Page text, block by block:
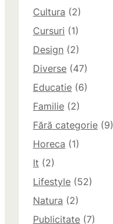
Cultura (2)
Cursuri (1)
Design (2)
Diverse (47)
Educatie (6)
Familie (2)
Fără categorie (9)
Horeca (1)
It (2)
Lifestyle (52)
Natura (2)
Publicitate (7)